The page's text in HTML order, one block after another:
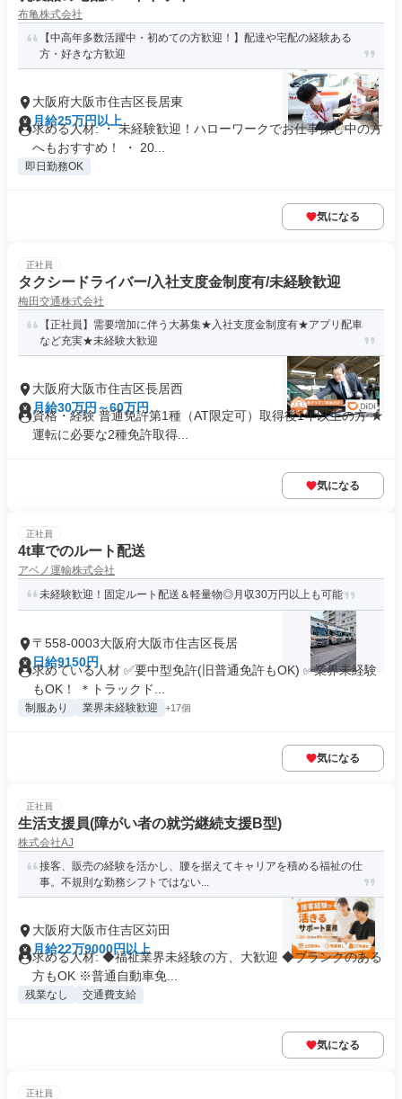
布亀株式会社
【中高年多数活躍中・初めての方歓迎！】配達や宅配の経験ある
方・好きな方歓迎
大阪府大阪市住吉区長居東
月給25万円以上
求める人材: ・ 未経験歓迎！ハローワークでお仕事探し中の方
へもおすすめ！ ・ 20...
即日勤務OK
気になる
正社員
タクシードライバー/入社支度金制度有/未経験歓迎
梅田交通株式会社
【正社員】需要増加に伴う大募集★入社支度金制度有★アプリ配車
など充実★未経験大歓迎
大阪府大阪市住吉区長居西
月給30万円～60万円
資格・経験 普通免許第1種（AT限定可）取得後1年以上の方 ★
運転に必要な2種免許取得...
気になる
正社員
4t車でのルート配送
アベノ運輸株式会社
未経験歓迎！固定ルート配送＆軽量物◎月収30万円以上も可能
〒558-0003大阪府大阪市住吉区長居
日給9150円
求めている人材 ✅要中型免許(旧普通免許もOK) ✅業界未経験
もOK！ ＊トラックド...
制服あり 業界未経験歓迎 +17個
気になる
正社員
生活支援員(障がい者の就労継続支援B型)
株式会社AJ
接客、販売の経験を活かし、腰を据えてキャリアを積める福祉の仕
事。不規則な勤務シフトではない...
大阪府大阪市住吉区苅田
月給22万9000円以上
求める人材: ◆福祉業界未経験の方、大歓迎 ◆ブランクのある
方もOK ※普通自動車免...
残業なし 交通費支給
気になる
正社員